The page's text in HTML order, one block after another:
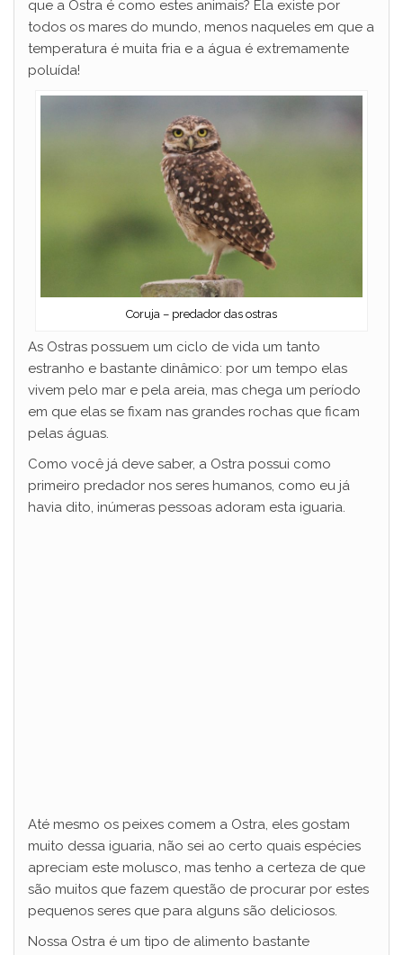
que a Ostra é como estes animais? Ela existe por
todos os mares do mundo, menos naqueles em que a
temperatura é muita fria e a água é extremamente
poluída!
Coruja – predador das ostras
As Ostras possuem um ciclo de vida um tanto
estranho e bastante dinâmico: por um tempo elas
vivem pelo mar e pela areia, mas chega um período
em que elas se fixam nas grandes rochas que ficam
pelas águas.
Como você já deve saber, a Ostra possui como
primeiro predador nos seres humanos, como eu já
havia dito, inúmeras pessoas adoram esta iguaria.
Até mesmo os peixes comem a Ostra, eles gostam
muito dessa iguaria, não sei ao certo quais espécies
apreciam este molusco, mas tenho a certeza de que
são muitos que fazem questão de procurar por estes
pequenos seres que para alguns são deliciosos.
Nossa Ostra é um tipo de alimento bastante